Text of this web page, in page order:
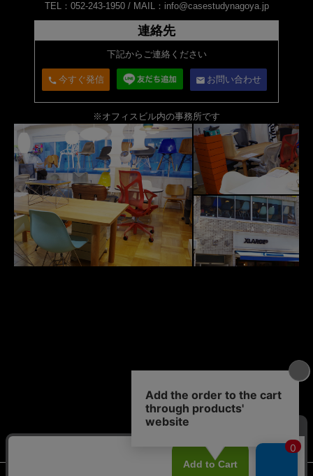
TEL：052-243-1950 / MAIL：info@casestudynagoya.jp
連絡先
下記からご連絡ください
call 今すぐ発信 email お問い合わせ
※オフィスビル内の事務所です